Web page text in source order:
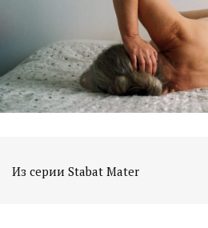
Из серии Stabat Mater